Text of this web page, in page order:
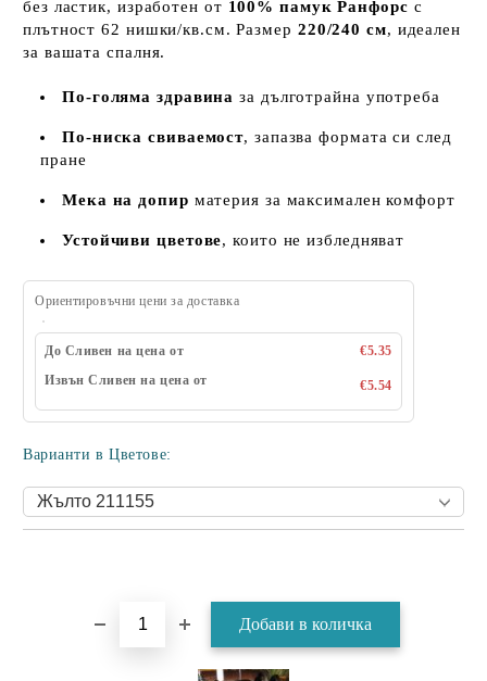
без ластик, изработен от 100% памук Ранфорс с
плътност 62 нишки/кв.см. Размер 220/240 см, идеален
за вашата спалня.
По-голяма здравина за дълготрайна употреба
По-ниска свиваемост, запазва формата си след
пране
Мека на допир материя за максимален комфорт
Устойчиви цветове, които не избледняват
Ориентировъчни цени за доставка
До Сливен на цена от
€5.35
Извън Сливен на цена от
€5.54
Варианти в Цветове: